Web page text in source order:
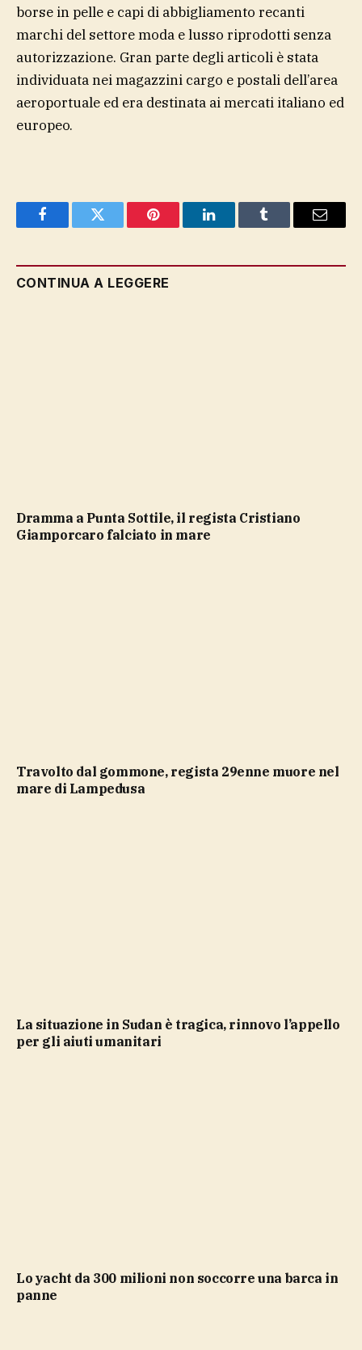
borse in pelle e capi di abbigliamento recanti
marchi del settore moda e lusso riprodotti senza
autorizzazione. Gran parte degli articoli è stata
individuata nei magazzini cargo e postali dell’area
aeroportuale ed era destinata ai mercati italiano ed
europeo.
FacebookTwitter Pinterest LinkedInTumblr Email
CONTINUA A LEGGERE
Dramma a Punta Sottile, il regista Cristiano
Giamporcaro falciato in mare
Travolto dal gommone, regista 29enne muore nel
mare di Lampedusa
La situazione in Sudan è tragica, rinnovo l’appello
per gli aiuti umanitari
lo yacht da 300 milioni non soccorre una barca in
panne